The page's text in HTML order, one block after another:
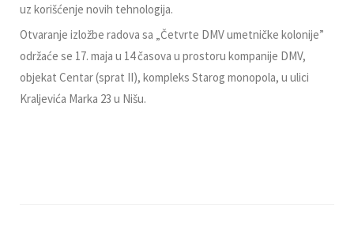
uz korišćenje novih tehnologija.
Otvaranje izložbe radova sa „Četvrte DMV umetničke kolonije”
održaće se 17. maja u 14 časova u prostoru kompanije DMV,
objekat Centar (sprat II), kompleks Starog monopola, u ulici
Kraljevića Marka 23 u Nišu.